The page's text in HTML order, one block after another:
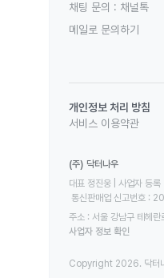
채팅 문의 : 채널톡
메일로 문의하기
개인정보 처리 방침
서비스 이용약관
(주) 닥터나우
대표 정진웅 | 사업자
통신판매업 신고번호
주소 : 서울 강남구 테헤
사업자 정보 확인
Copyright 2026. 닥터